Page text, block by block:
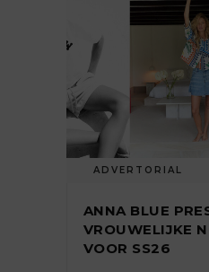
ADVERTORIAL
ANNA BLUE
VROUWELIJKE
VOOR SS26